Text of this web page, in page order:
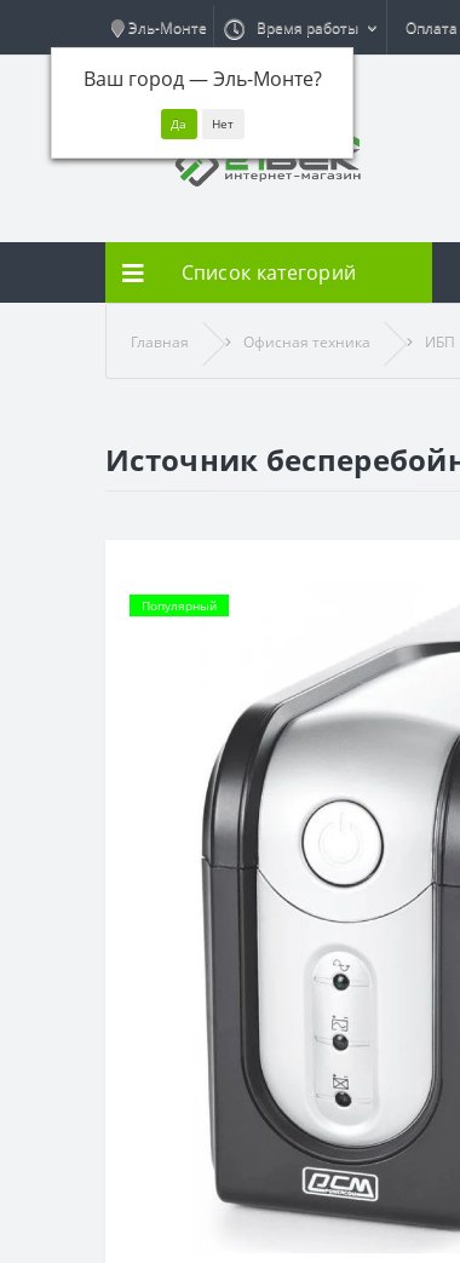
Эль-Монте
Ваш город —Эль-Монте?
Время работы Оплата
Список категорий
Главная Офисная техника ИБП
Источник
Популярный